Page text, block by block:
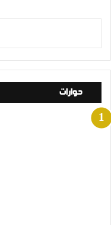
حوارات